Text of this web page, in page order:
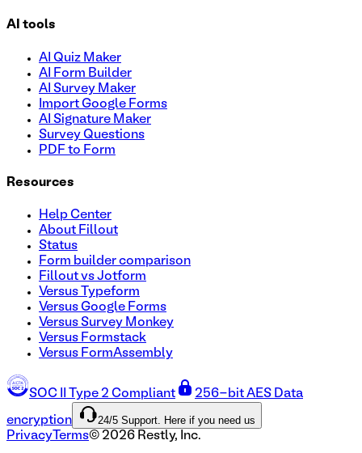
AI tools
AI Quiz Maker
AI Form Builder
AI Survey Maker
Import Google Forms
AI Signature Maker
Survey Questions
PDF to Form
Resources
Help Center
About Fillout
Status
Form builder comparison
Fillout vs Jotform
Versus Typeform
Versus Google Forms
Versus Survey Monkey
Versus Formstack
Versus FormAssembly
SOC II Type 2 Compliant 256-bit AES Data
encryption 24/5 Support. Here if you need us
Privacy Terms© 2026 Restly, Inc.